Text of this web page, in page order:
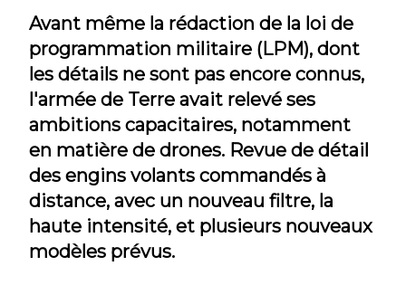
Avant même la rédaction de la loi de
programmation militaire (LPM), dont
les détails ne sont pas encore connus,
l'armée de Terre avait relevé ses
ambitions capacitaires, notamment
en matière de drones. Revue de détail
des engins volants commandés à
distance, avec un nouveau filtre, la
haute intensité, et plusieurs nouveaux
modèles prévus.